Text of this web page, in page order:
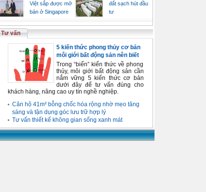
Việt sắp được mở
bán ở Singapore
đất sạch hút đầu
tư
Tư vấn
5 kiến thức phong thủy cơ bản
môi giới bất động sản nên biết
Trong “biển” kiến thức về phong
thủy, môi giới bất động sản cần
nắm vững 5 kiến thức cơ bản
dưới đây để tư vấn đúng cho
khách hàng, nâng cao uy tín nghề nghiệp.
Căn hộ 41m² bỗng chốc hóa rộng nhờ mẹo tăng
sáng và tận dụng góc lưu trữ hợp lý
Tư vấn thiết kế không gian sống xanh mát